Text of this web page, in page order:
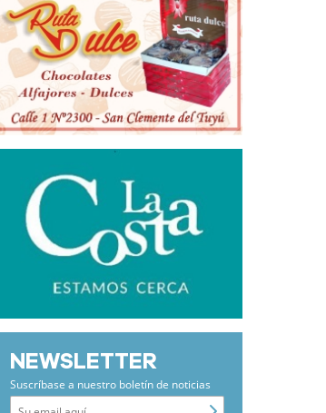
NEWSLETTER
Suscríbase a nuestro boletín de noticias